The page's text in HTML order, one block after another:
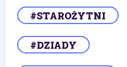
#STAROŻYTNI
#DZIADY